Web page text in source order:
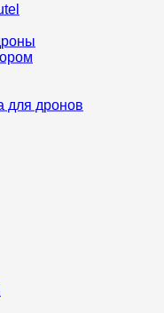
для дронов